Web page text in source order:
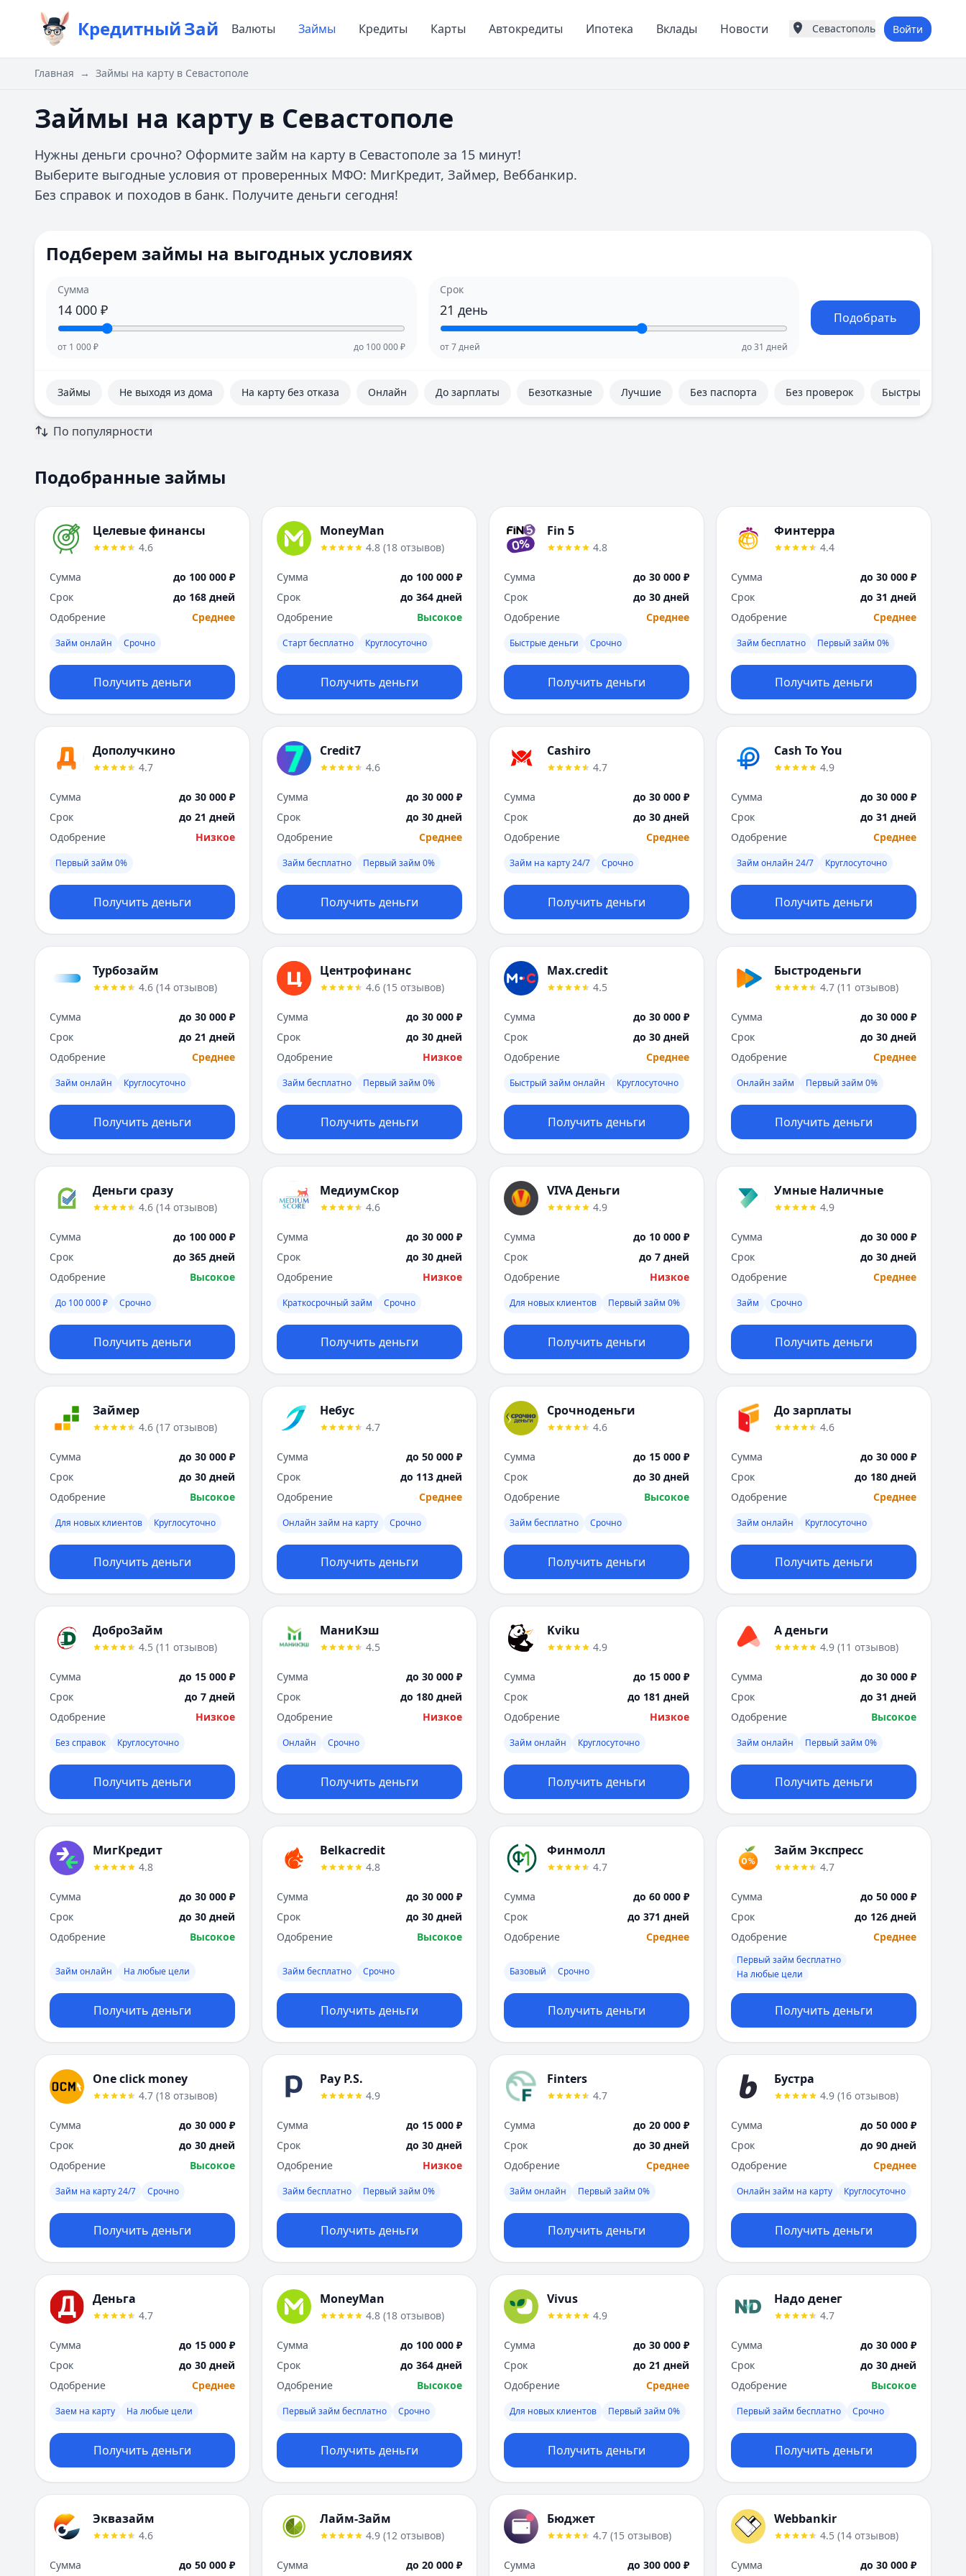
КредитныйЗай Валюты Займы Кредиты Карты Автокредиты Ипотека Вклады Новости
Города России
Воронеж
Ижевск
Иркутск
Красноярск
Курск
Махачкала
Набережные Челны
Новокузнецк
Новосибирск
О
Р
Ростов-на-Дону
Рязань
С
Самара
Санкт-Петербург
Саратов
Севастополь
Томск
Тула
Тюмень
У
Ульяновск
Х
Хабаровск
Вся Россия
Севастополь Войти
Главная → Займы на карту в Севастополе
Займы на карту в Севастополе
Нужны деньги срочно? Оформите займ на карту в Севастополе за 15 минут!
Выберите выгодные условия от проверенных МФО: МигКредит, Займер, Веббанкир.
Без справок и походов в банк. Получите деньги сегодня!
Подберем займы на выгодных условиях
Сумма
14 000 ₽
от 1 000₽ до 100 000₽
Срок
21 день
от7дней до31 дней
Подобрать
Займы Не выходя из дома На карту без отказа Онлайн До зарплаты Безотказные Лучшие Без паспорта Без проверок Быстрые
По популярности
Подобранные займы
Целевые финансы
4.6
Сумма
до 100 000 ₽
Срок
до 168 дней
Одобрение
Среднее
Займ онлайн Срочно
Получить деньги
MoneyMan
4.8 (18 отзывов)
Сумма
до 100 000 ₽
Срок
до 364 дней
Одобрение
Высокое
Старт бесплатно Круглосуточно
Получить деньги
Fin 5
4.8
Сумма
до 30 000 ₽
Срок
до 30 дней
Одобрение
Среднее
Быстрые деньги Срочно
Получить деньги
Финтерра
4.4
Сумма
до 30 000 ₽
Срок
до 31 дней
Одобрение
Среднее
Займ бесплатно Первый займ 0%
Получить деньги
Дополучкино
4.7
Сумма
до 30 000 ₽
Срок
до 21 дней
Одобрение
Низкое
Первый займ 0%
Получить деньги
Credit7
4.6
Сумма
до 30 000 ₽
Срок
до 30 дней
Одобрение
Среднее
Займ бесплатно Первый займ 0%
Получить деньги
Cashiro
4.7
Сумма
до 30 000 ₽
Срок
до 30 дней
Одобрение
Среднее
Займ на карту 24/7 Срочно
Получить деньги
Cash To You
4.9
Сумма
до 30 000 ₽
Срок
до 31 дней
Одобрение
Среднее
Займ онлайн 24/7 Круглосуточно
Получить деньги
Турбозайм
4.6 (14 отзывов)
Сумма
до 30 000 ₽
Срок
до 21 дней
Одобрение
Среднее
Займ онлайн Круглосуточно
Получить деньги
Центрофинанс
4.6 (15 отзывов)
Сумма
до 30 000 ₽
Срок
до 30 дней
Одобрение
Низкое
Займ бесплатно Первый займ 0%
Получить деньги
Max.credit
4.5
Сумма
до 30 000 ₽
Срок
до 30 дней
Одобрение
Среднее
Быстрый займ онлайн Круглосуточно
Получить деньги
Быстроденьги
4.7 (11 отзывов)
Сумма
до 30 000 ₽
Срок
до 30 дней
Одобрение
Среднее
Онлайн займ Первый займ 0%
Получить деньги
Деньги сразу
4.6 (14 отзывов)
Сумма
до 100 000 ₽
Срок
до 365 дней
Одобрение
Высокое
До 100 000 ₽ Срочно
Получить деньги
МедиумСкор
4.6
Сумма
до 30 000 ₽
Срок
до 30 дней
Одобрение
Низкое
Краткосрочный займ Срочно
Получить деньги
VIVA Деньги
4.9
Сумма
до 10 000 ₽
Срок
до 7 дней
Одобрение
Низкое
Для новых клиентов Первый займ 0%
Получить деньги
Умные Наличные
4.9
Сумма
до 30 000 ₽
Срок
до 30 дней
Одобрение
Среднее
Займ Срочно
Получить деньги
Займер
4.6 (17 отзывов)
Сумма
до 30 000 ₽
Срок
до 30 дней
Одобрение
Высокое
Для новых клиентов Круглосуточно
Получить деньги
Небус
4.7
Сумма
до 50 000 ₽
Срок
до 113 дней
Одобрение
Среднее
Онлайн займ на карту Срочно
Получить деньги
Срочноденьги
4.6
Сумма
до 15 000 ₽
Срок
до 30 дней
Одобрение
Высокое
Займ бесплатно Срочно
Получить деньги
До зарплаты
4.6
Сумма
до 30 000 ₽
Срок
до 180 дней
Одобрение
Среднее
Займ онлайн Круглосуточно
Получить деньги
ДоброЗайм
4.5 (11 отзывов)
Сумма
до 15 000 ₽
Срок
до 7 дней
Одобрение
Низкое
Без справок Круглосуточно
Получить деньги
МаниКэш
4.5
Сумма
до 30 000 ₽
Срок
до 180 дней
Одобрение
Низкое
Онлайн Срочно
Получить деньги
Kviku
4.9
Сумма
до 15 000 ₽
Срок
до 181 дней
Одобрение
Низкое
Займ онлайн Круглосуточно
Получить деньги
А деньги
4.9 (11 отзывов)
Сумма
до 30 000 ₽
Срок
до 31 дней
Одобрение
Высокое
Займ онлайн Первый займ 0%
Получить деньги
МигКредит
4.8
Сумма
до 30 000 ₽
Срок
до 30 дней
Одобрение
Высокое
Займ онлайн На любые цели
Получить деньги
Belkacredit
4.8
Сумма
до 30 000 ₽
Срок
до 30 дней
Одобрение
Высокое
Займ бесплатно Срочно
Получить деньги
Финмолл
4.7
Сумма
до 60 000 ₽
Срок
до 371 дней
Одобрение
Среднее
Базовый Срочно
Получить деньги
Займ Экспресс
4.7
Сумма
до 50 000 ₽
Срок
до 126 дней
Одобрение
Среднее
Первый займ бесплатно
На любые цели
Получить деньги
One click money
4.7 (18 отзывов)
Сумма
до 30 000 ₽
Срок
до 30 дней
Одобрение
Высокое
Займ на карту 24/7 Срочно
Получить деньги
Pay P.S.
4.9
Сумма
до 15 000 ₽
Срок
до 30 дней
Одобрение
Низкое
Займ бесплатно Первый займ 0%
Получить деньги
Finters
4.7
Сумма
до 20 000 ₽
Срок
до 30 дней
Одобрение
Среднее
Займ онлайн Первый займ 0%
Получить деньги
Бустра
4.9 (16 отзывов)
Сумма
до 50 000 ₽
Срок
до 90 дней
Одобрение
Среднее
Онлайн займ на карту Круглосуточно
Получить деньги
Деньга
4.7
Сумма
до 15 000 ₽
Срок
до 30 дней
Одобрение
Среднее
Заем на карту На любые цели
Получить деньги
MoneyMan
4.8 (18 отзывов)
Сумма
до 100 000 ₽
Срок
до 364 дней
Одобрение
Высокое
Первый займ бесплатно Срочно
Получить деньги
Vivus
4.9
Сумма
до 30 000 ₽
Срок
до 21 дней
Одобрение
Среднее
Для новых клиентов Первый займ 0%
Получить деньги
Надо денег
4.7
Сумма
до 30 000 ₽
Срок
до 30 дней
Одобрение
Высокое
Первый займ бесплатно Срочно
Получить деньги
Эквазайм
4.6
Сумма до 50 000 ₽
Лайм-Займ
4.9 (12 отзывов)
Сумма до 20 000 ₽
Бюджет
4.7 (15 отзывов)
Сумма до 300 000 ₽
Webbankir
4.5 (14 отзывов)
Сумма до 30 000 ₽